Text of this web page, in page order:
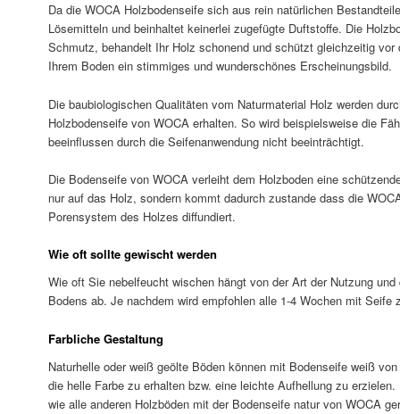
Da die WOCA Holzbodenseife sich aus rein natürlichen
Lösemitteln und beinhaltet keinerlei zugefügte Duftstoffe. Die
Schmutz, behandelt Ihr Holz schonend und schützt gleichzeitig
Ihrem Boden ein stimmiges und wunderschönes Erscheinungsbild.
Die baubiologischen Qualitäten vom Naturmaterial Holz werden
Holzbodenseife von WOCA erhalten. So wird beispielsweise die
beeinflussen durch die Seifenanwendung nicht beeinträchtigt.
Die Bodenseife von WOCA verleiht dem Holzboden eine
nur auf das Holz, sondern kommt dadurch zustande dass die
Porensystem des Holzes diffundiert.
Wie oft sollte gewischt werden
Wie oft Sie nebelfeucht wischen hängt von der Art der Nutzung
Bodens ab. Je nachdem wird empfohlen alle 1-4 Wochen mit Seife
Farbliche Gestaltung
Naturhelle oder weiß geölte Böden können mit Bodenseife weiß
die helle Farbe zu erhalten bzw. eine leichte Aufhellung zu
wie alle anderen Holzböden mit der Bodenseife natur von WOCA